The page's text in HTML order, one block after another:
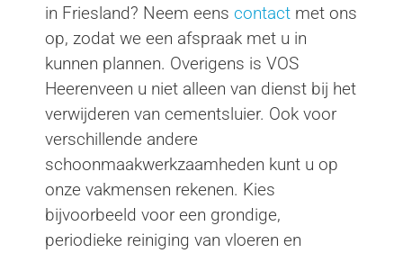
in Friesland? Neem eens contact met ons
op, zodat we een afspraak met u in
kunnen plannen. Overigens is VOS
Heerenveen u niet alleen van dienst bij het
verwijderen van cementsluier. Ook voor
verschillende andere
schoonmaakwerkzaamheden kunt u op
onze vakmensen rekenen. Kies
bijvoorbeeld voor een grondige,
periodieke reiniging van vloeren en